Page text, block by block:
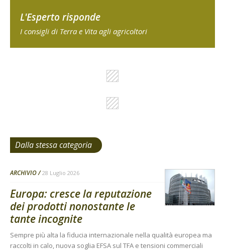
L'Esperto risponde
I consigli di Terra e Vita agli agricoltori
Dalla stessa categoria
ARCHIVIO 28 Luglio 2026
Europa: cresce la reputazione
dei prodotti nonostante le
tante incognite
Sempre più alta la fiducia internazionale nella qualità europea ma
raccolti in calo, nuova soglia EFSA sul TFA e tensioni commerciali